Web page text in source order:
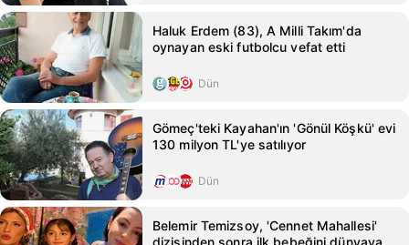
Haluk Erdem (83), A Milli Takım'da
oynayan eski futbolcu vefat etti
Dün
Gömeç'teki Kayahan'ın 'Gönül Köşkü' evi
130 milyon TL'ye satılıyor
Dün
Belemir Temizsoy, 'Cennet Mahallesi'
dizisinden sonra ilk bebeğini dünyaya